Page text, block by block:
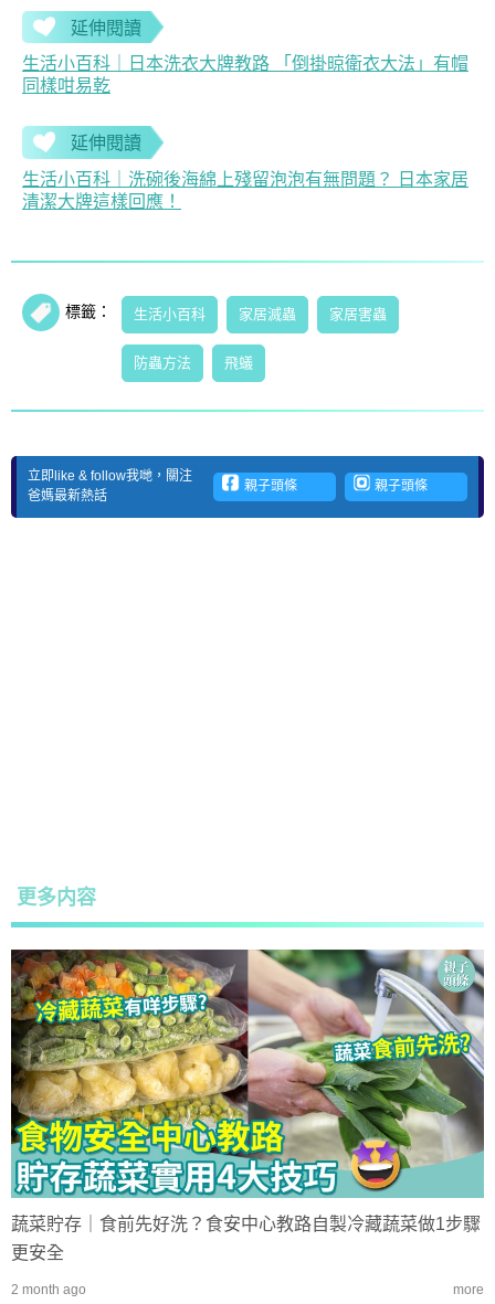
延伸閱讀
生活小百科｜日本洗衣大牌教路 「倒掛晾衛衣大法」有帽
同樣咁易乾
延伸閱讀
生活小百科｜洗碗後海綿上殘留泡泡有無問題？ 日本家居
清潔大牌這樣回應！
標籤： 生活小百科 家居滅蟲 家居害蟲
防蟲方法 飛蟻
立即like & follow我哋，關注
爸媽最新熱話
親子頭條 親子頭條
更多内容
蔬菜貯存｜食前先好洗？食安中心教路自製冷藏蔬菜做1步驟
更安全
2 month ago more